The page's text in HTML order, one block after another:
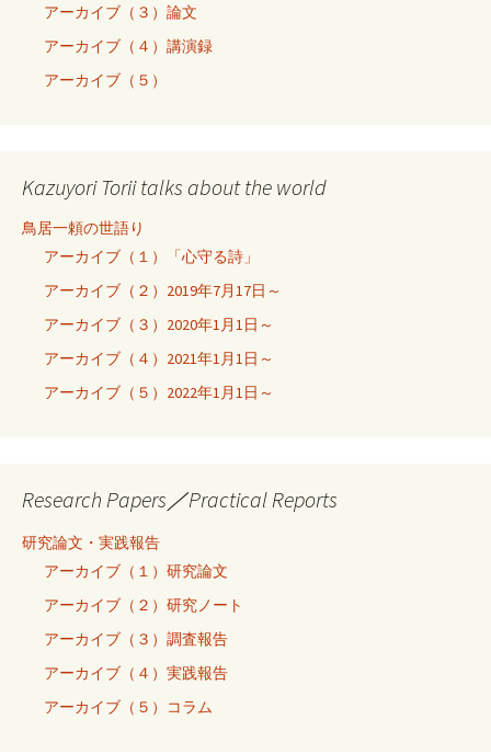
アーカイブ（３）論文
アーカイブ（４）講演録
アーカイブ（５）
Kazuyori Torii talks about the world
鳥居一頼の世語り
アーカイブ（１）「心守る詩」
アーカイブ（２）2019年7月17日～
アーカイブ（３）2020年1月1日～
アーカイブ（４）2021年1月1日～
アーカイブ（５）2022年1月1日～
Research Papers／Practical Reports
研究論文・実践報告
アーカイブ（１）研究論文
アーカイブ（２）研究ノート
アーカイブ（３）調査報告
アーカイブ（４）実践報告
アーカイブ（５）コラム